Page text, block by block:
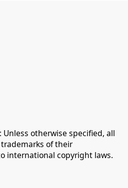
otherwise specified, all
trademarks of their
international copyright laws.